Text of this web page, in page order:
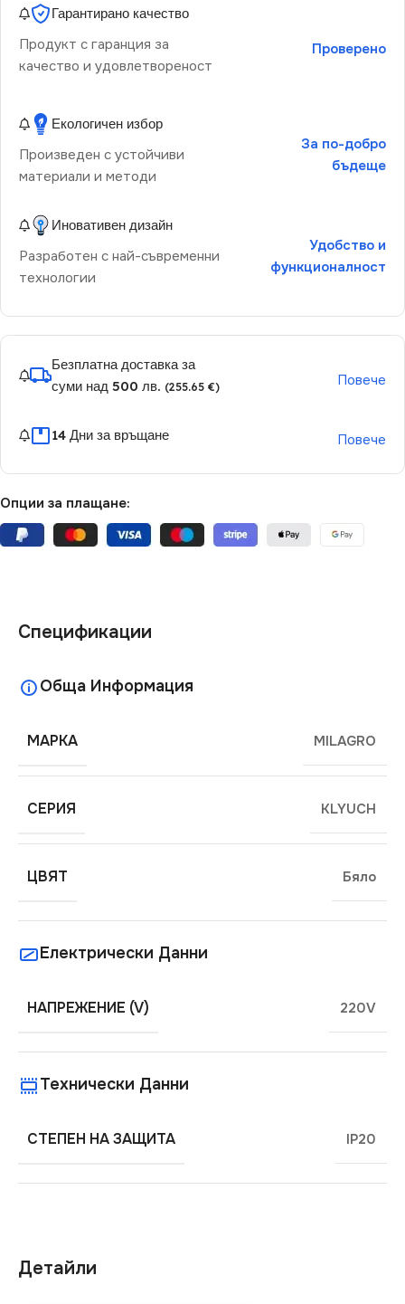
Гарантирано качество
Продукт с гаранция за
качество и удовлетвореност
Проверено
Екологичен избор
Произведен с устойчиви
материали и методи
За по-добро
бъдеще
Иновативен дизайн
Разработен с най-съвременни
технологии
Удобство и
функционалност
Безплатна доставка за
суми над 500 лв. (255.65 €) Повече
14 Дни за връщане Повече
Опции за плащане:
Детайли
Спецификации
Обща Информация
МАРКА MILAGRO
СЕРИЯ KLYUCH
ЦВЯТ Бяло
Електрически Данни
НАПРЕЖЕНИЕ (V) 220V
Технически Данни
СТЕПЕН НА ЗАЩИТА IP20